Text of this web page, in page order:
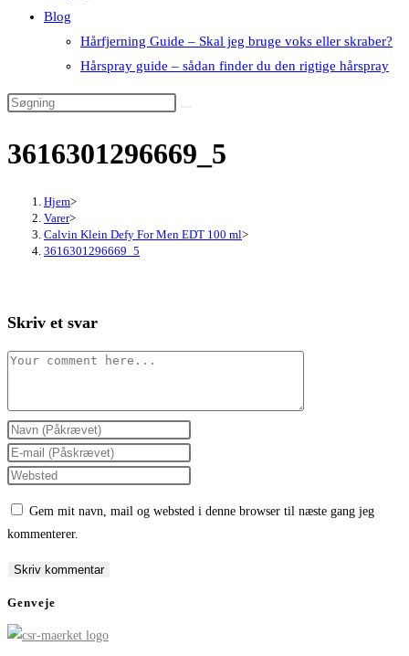
Blog
Hårfjerning Guide – Skal jeg bruge voks eller skraber?
Hårspray guide – sådan finder du den rigtige hårspray
3616301296669_5
Hjem>
Varer>
Calvin Klein Defy For Men EDT 100 ml>
3616301296669_5
Skriv et svar
Comment
Enter
your
name
comment
Enter
your
comment
Enter
(optional)
Gem mit navn, mail og websted i denne browser til næste gang jeg
kommenterer.
Genveje